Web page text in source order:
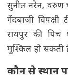
सुनील नरेन, वरुण
गेंदबाजी
रायपुर की पिच
मुश्किल हो सकती
कौन से स्थान